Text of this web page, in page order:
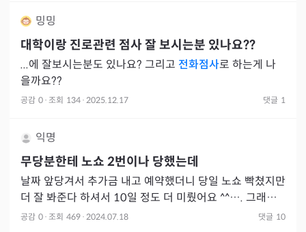
밍밍
대학이랑 진로관련 점사 잘 보시는분 있나요??
...에 잘보시는분도 있나요? 그리고 전화점사로 하는게 나
을까요??
공감 0 · 조회 134 · 2025.12.17 댓글 1
익명
무당분한테 노쇼 2번이나 당했는데
날짜 앞당겨서 추가금 내고 예약했더니 당일 노쇼 빡쳤지만
더 잘 봐준다 하셔서 10일 정도 더 미뤘어요 ^^…. 그래서
오늘 대면점사라 아침에 방문해도 된다는 확인까지 하고 1
공감 0 · 조회 469 · 2024.07.18 댓글 10